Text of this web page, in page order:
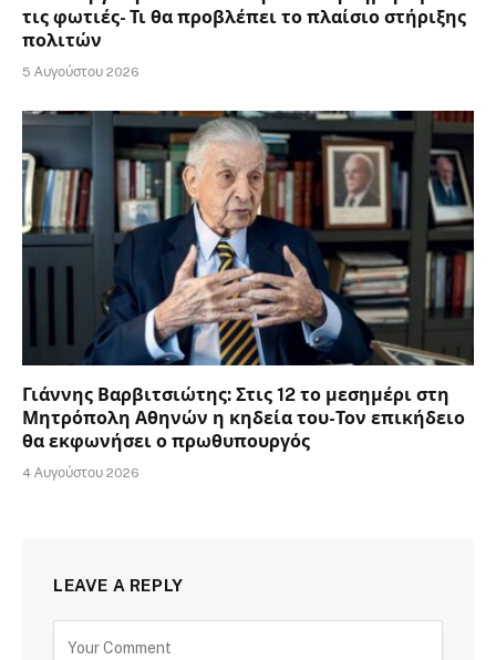
τις φωτιές- Τι θα προβλέπει το πλαίσιο στήριξης
πολιτών
5 Αυγούστου 2026
Γιάννης Βαρβιτσιώτης: Στις 12 το μεσημέρι στη
Μητρόπολη Αθηνών η κηδεία του-Τον επικήδειο
θα εκφωνήσει ο πρωθυπουργός
4 Αυγούστου 2026
LEAVE A REPLY